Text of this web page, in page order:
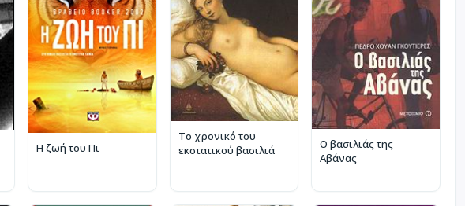
Η ζωή του Πι
Το χρονικό του
εκστατικού βασιλιά
Ο βασιλιάς της
Αβάνας